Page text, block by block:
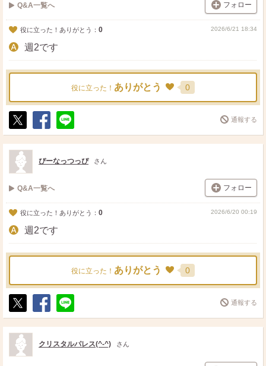
Q&A一覧へ フォロー
役に立った！ありがとう： 0 2026/6/21 18:34
週2です
役に立った！ ありがとう 0
ポ
ス
ト
シ
ェ
送
る
通報する
ぴーなっつっぴ さん
Q&A一覧へ フォロー
役に立った！ありがとう： 0 2026/6/20 00:19
週2です
役に立った！ ありがとう 0
ポ
ス
ト
シ
ェ
送
る
通報する
クリスタルパレス(^-^) さん